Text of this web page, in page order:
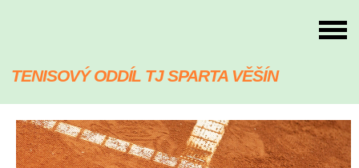
TENISOVÝ ODDÍL TJ SPARTA VĚŠÍN